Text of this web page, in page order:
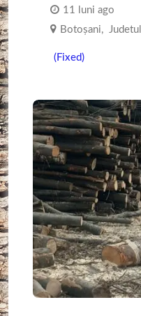
11 luni ago
Botoşani,
(Fixed)